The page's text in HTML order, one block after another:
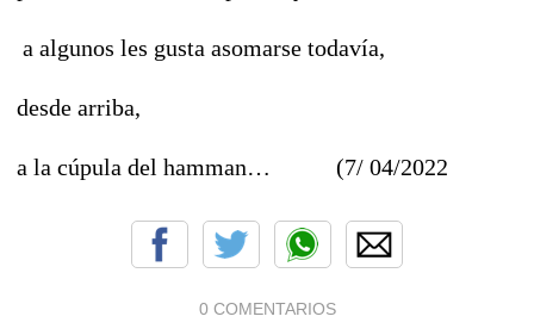
a algunos les gusta asomarse todavía,
desde arriba,
a la cúpula del hamman… (7/ 04/2022
0 COMENTARIOS